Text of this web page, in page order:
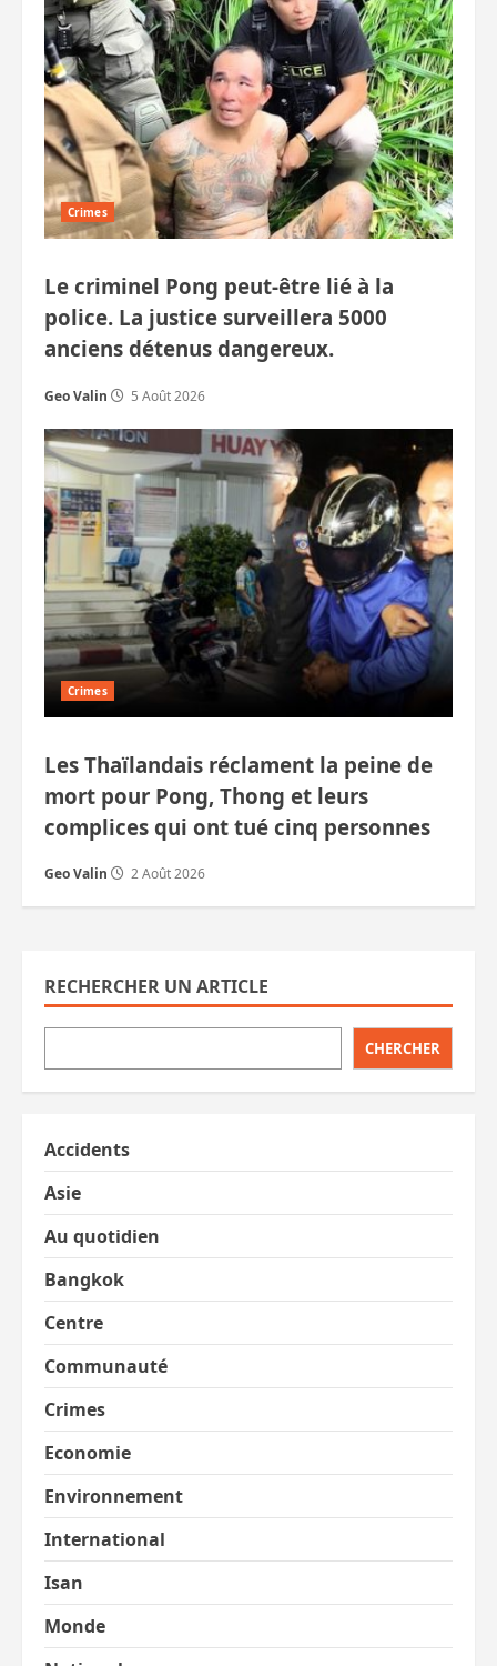
Crimes
Le criminel Pong peut-être lié à la
police. La justice surveillera 5000
anciens détenus dangereux.
Geo Valin 5 Août 2026
Crimes
Les Thaïlandais réclament la peine de
mort pour Pong, Thong et leurs
complices qui ont tué cinq personnes
Geo Valin 2 Août 2026
RECHERCHER UN ARTICLE
CHERCHER
Accidents
Asie
Au quotidien
Bangkok
Centre
Communauté
Crimes
Economie
Environnement
International
Isan
Monde